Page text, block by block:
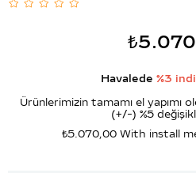
Havalede %3
Ürünlerimizin tamamı el yapımı
(+/-) %5
₺5.070,00 With install